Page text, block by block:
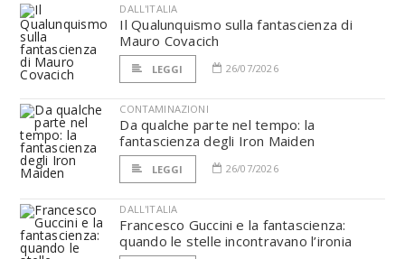
DALL'ITALIA
Il Qualunquismo sulla fantascienza di
Mauro Covacich
LEGGI 26/07/2026
CONTAMINAZIONI
Da qualche parte nel tempo: la
fantascienza degli Iron Maiden
LEGGI 26/07/2026
DALL'ITALIA
Francesco Guccini e la fantascienza:
quando le stelle incontravano l’ironia